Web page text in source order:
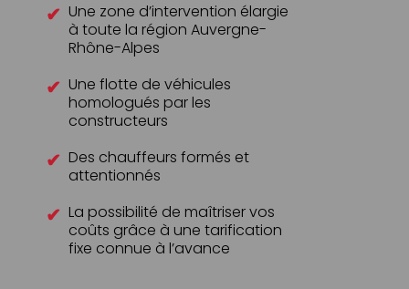
Une zone d’intervention élargie
à toute la région Auvergne-
Rhône-Alpes
Une flotte de véhicules
homologués par les
constructeurs
Des chauffeurs formés et
attentionnés
La possibilité de maîtriser vos
coûts grâce à une tarification
fixe connue à l’avance